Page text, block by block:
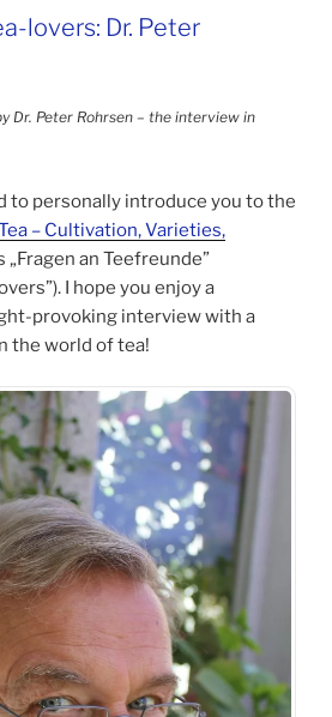
lovers: Dr. Peter
Dr. Peter Rohrsen – the interview in
to personally introduce you to the
– Cultivation, Varieties,
„Fragen an Teefreunde”
I hope you enjoy a
provoking interview with a
the world of tea!